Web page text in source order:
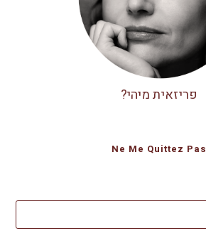
פריזאית מיהי?
Ne Me Quittez Pas